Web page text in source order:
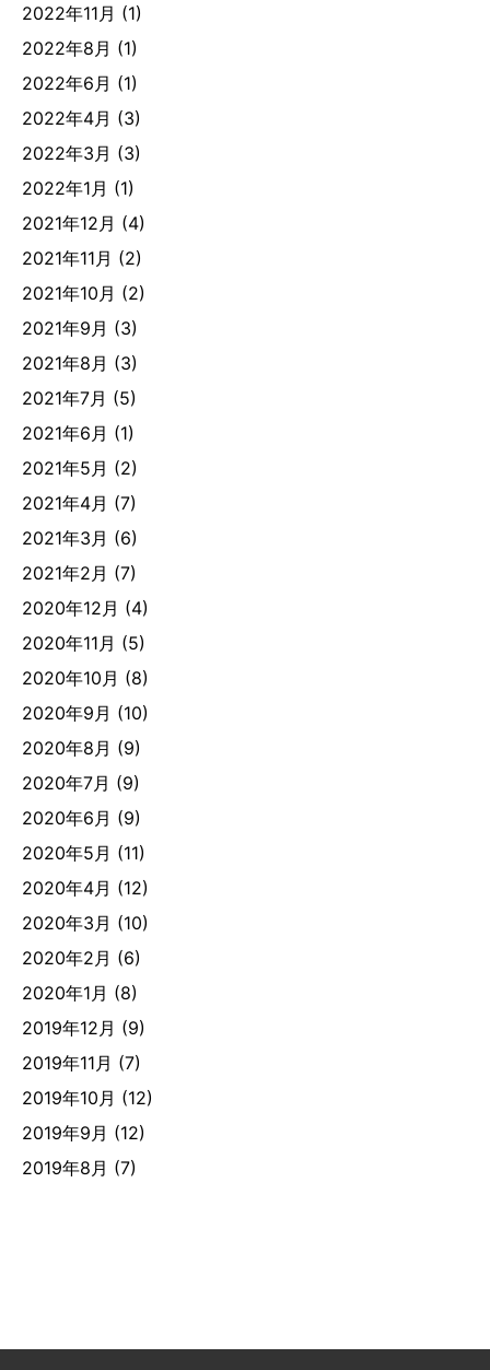
2022年11月 (1)
2022年8月 (1)
2022年6月 (1)
2022年4月 (3)
2022年3月 (3)
2022年1月 (1)
2021年12月 (4)
2021年11月 (2)
2021年10月 (2)
2021年9月 (3)
2021年8月 (3)
2021年7月 (5)
2021年6月 (1)
2021年5月 (2)
2021年4月 (7)
2021年3月 (6)
2021年2月 (7)
2020年12月 (4)
2020年11月 (5)
2020年10月 (8)
2020年9月 (10)
2020年8月 (9)
2020年7月 (9)
2020年6月 (9)
2020年5月 (11)
2020年4月 (12)
2020年3月 (10)
2020年2月 (6)
2020年1月 (8)
2019年12月 (9)
2019年11月 (7)
2019年10月 (12)
2019年9月 (12)
2019年8月 (7)